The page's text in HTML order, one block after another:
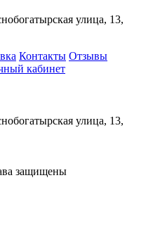
улица, 13,
Контакты Отзывы
кабинет
улица, 13,
защищены